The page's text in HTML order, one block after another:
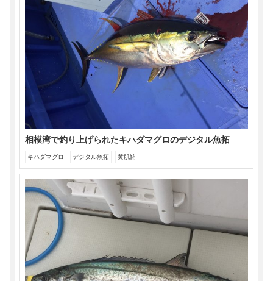
相模湾で釣り上げられたキハダマグロのデジタル魚拓
キハダマグロ デジタル魚拓 黄肌鮪